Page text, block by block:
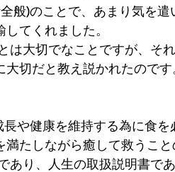
般)のことで、あまり気を遣
てくれました。
は大切でなことですが、そ
切だと教え説かれたので
や健康を維持する為に食を
たしながら癒して救うこ
あり、人生の取扱説明書で